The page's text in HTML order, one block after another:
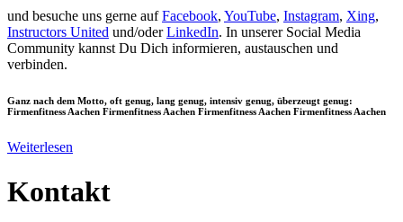
und besuche uns gerne aufFacebook, YouTube, Instagram, Xing,
Instructors United und/oderLinkedIn. In unserer Social Media
Community kannst Du Dich informieren, austauschen und
verbinden.
Ganz nach dem Motto, oft genug, lang genug, intensiv genug, überzeugt genug:
Firmenfitness Aachen Firmenfitness Aachen Firmenfitness Aachen Firmenfitness Aachen
Weiterlesen
Kontakt